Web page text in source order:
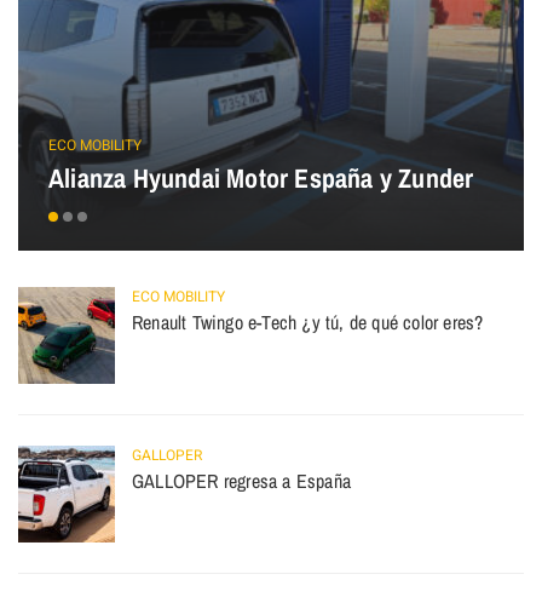
ECO MOBILITY
Alianza Hyundai Motor España y Zunder
ECO MOBILITY
Renault Twingo e-Tech ¿y tú, de qué color eres?
GALLOPER
GALLOPER regresa a España